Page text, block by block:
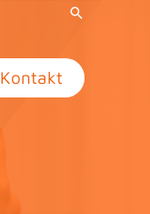
Kontakt